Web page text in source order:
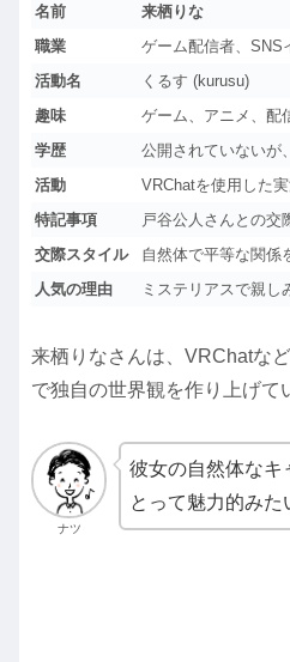
名前
来栖りな
職業
ゲーム配信者、SNS
活動名
くるす (kurusu)
趣味
ゲーム、アニメ、配
学歴
公開されていないが
活動
VRChatを使用した
特記事項
戸谷公人さんとの交
交際スタイル
自然体で平等な関係
人気の理由
ミステリアスで親し
来栖りなさんは、VRChatな
で独自の世界観を作り上げて
ナツ
彼女の自然体なキ
とって魅力的みた